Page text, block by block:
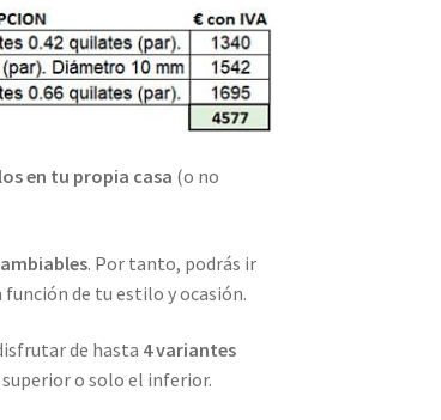
en tu propia casa (o no
. Por tanto, podrás ir
de tu estilo y ocasión.
de hasta 4 variantes
o solo el inferior.